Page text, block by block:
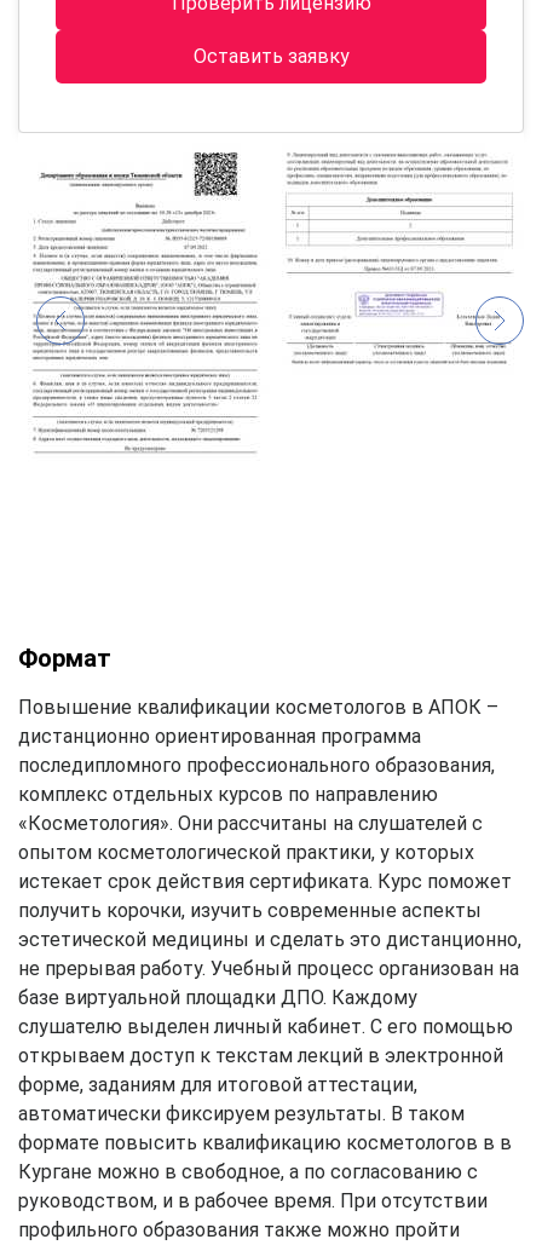
Оставить заявку
Формат
Повышение квалификации косметологов в АПОК –
дистанционно ориентированная программа
последипломного профессионального образования,
комплекс отдельных курсов по направлению
«Косметология». Они рассчитаны на слушателей с
опытом косметологической практики, у которых
истекает срок действия сертификата. Курс поможет
получить корочки, изучить современные аспекты
эстетической медицины и сделать это дистанционно,
не прерывая работу. Учебный процесс организован на
базе виртуальной площадки ДПО. Каждому
слушателю выделен личный кабинет. С его помощью
открываем доступ к текстам лекций в электронной
форме, заданиям для итоговой аттестации,
автоматически фиксируем результаты. В таком
формате повысить квалификацию косметологов в в
Кургане можно в свободное, а по согласованию с
руководством, и в рабочее время. При отсутствии
профильного образования также можно пройти